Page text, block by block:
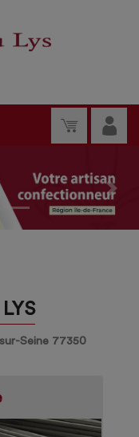
Next
Seine 77350